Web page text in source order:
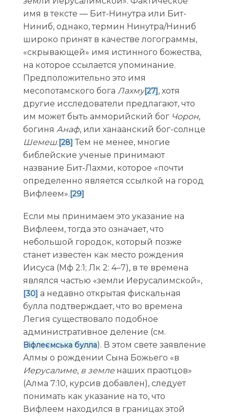
имя в тексте — Бит-Нинутра или Бит-
Ниниб, однако, термин Нинутра/Ниниб
широко принят в качестве логограммы,
«скрывающей» имя истинного божества,
на которое ссылается упоминание.
Предположительно это имя
месопотамского бога Лахму[27], хотя
другие исследователи предлагают, что
им может быть амморийский бог Чорон,
богиня Анаф, или ханаанский бог-солнце
Шемеш.[28] Тем не менее, многие
библейские ученые принимают
название Бит-Лахми, которое «почти
определенно является ссылкой на город
Вифлеем».[29]
Если мы принимаем это указание на
Вифлеем, тогда это означает, что
небольшой городок, который позже
станет известен как место рождения
Иисуса (Мф 2:1; Лк 2: 4–7), в те времена
являлся частью «земли Иерусалимской»,
[30] а недавно открытая фискальная
булла подтверждает, что во времена
Легия существовало подобное
административное деление (см.
Віфлеємська булла). В этом свете заявление
Алмы о рождении Сына Божьего «в
Иерусалиме, в земленаших праотцов»
(Алма 7:10, курсив добавлен), следует
понимать как указание на то, что
Вифлеем находился в границах этой